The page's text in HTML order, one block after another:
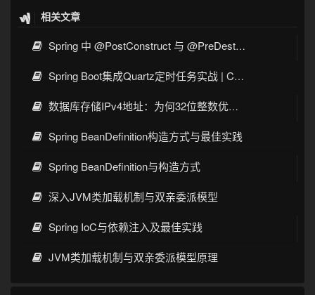
相关文章
Spring 中 @PostConstruct 与 @PreDestroy 的完整与实战
Spring Boot集成Quartz定时任务实战 | Cron表达式详解
数据库存储IPv4地址：为何32位整数优于字符串 | 性能分析
Spring BeanDefinition构造方式与最佳实践
Spring BeanDefinition与构造方式
深入JVM类加载机制与双亲委派模型
Spring IoC与依赖注入及最佳实践
JVM类加载机制与双亲委派模型原理